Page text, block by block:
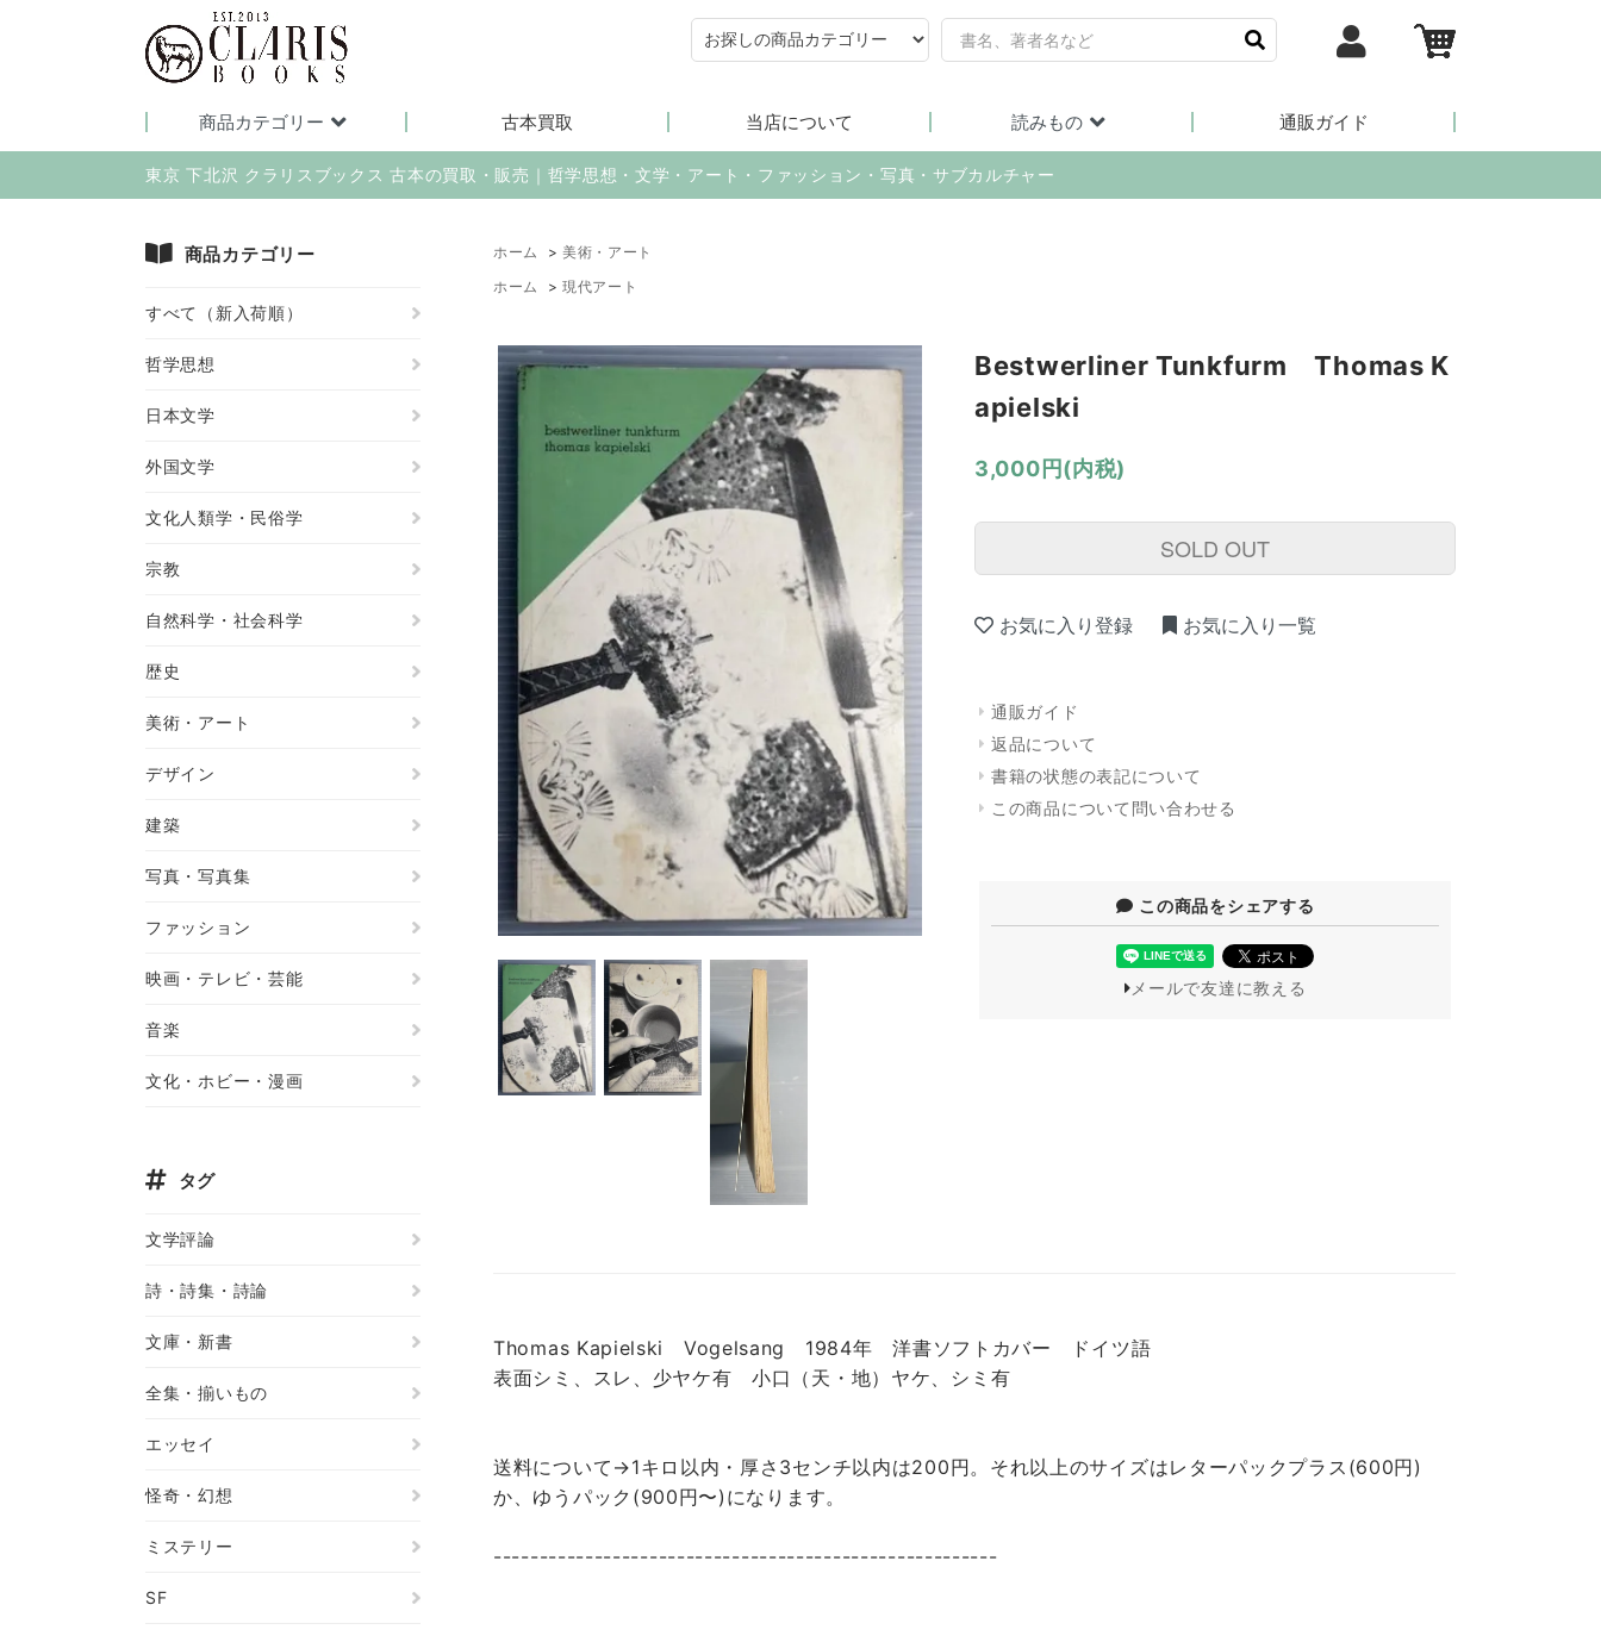
商品カテゴリー 古本買取 当店について 読みもの 通販ガイド
東京 下北沢 クラリスブックス 古本の買取・販売｜哲学思想・文学・アート・ファッション・写真・サブカルチャー
ホーム > 美術・アート
ホーム
> 現代アート
Bestwerliner Tunkfurm Thomas K
apielski
3,000円(内税)
SOLD OUT
お気に入り登録 お気に入り一覧
通販ガイド
返品について
書籍の状態の表記について
この商品について問い合わせる
この商品をシェアする
メールで友達に教える
Thomas Kapielski Vogelsang 1984年 洋書ソフトカバー ドイツ語
表面シミ、スレ、少ヤケ有 小口（天・地）ヤケ、シミ有
送料について→1キロ以内・厚さ3センチ以内は200円。それ以上のサイズはレターパックプラス(600円)
か、ゆうパック(900円〜)になります。
-------------------------------------------------------
商品カテゴリー
すべて（新入荷順）
哲学思想
日本文学
外国文学
文化人類学・民俗学
宗教
自然科学・社会科学
歴史
美術・アート
デザイン
建築
写真・写真集
ファッション
映画・テレビ・芸能
音楽
文化・ホビー・漫画
タグ
文学評論
詩・詩集・詩論
文庫・新書
全集・揃いもの
エッセイ
怪奇・幻想
ミステリー
SF